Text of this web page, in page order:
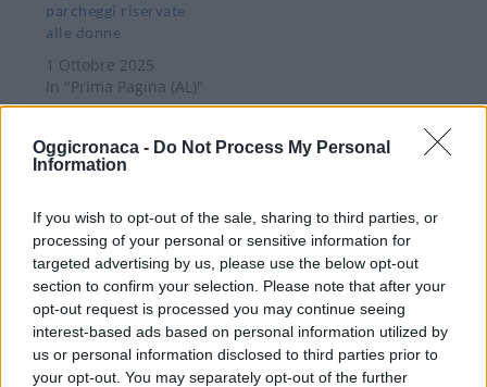
Oggicronaca - Do Not Process My Personal
Information
If you wish to opt-out of the sale, sharing to third parties, or
processing of your personal or sensitive information for
targeted advertising by us, please use the below opt-out
section to confirm your selection. Please note that after your
opt-out request is processed you may continue seeing
interest-based ads based on personal information utilized by
us or personal information disclosed to third parties prior to
your opt-out. You may separately opt-out of the further
parcheggi riservate
alle donne
1 Ottobre 2025
In "Prima Pagina (AL)"
CONDIVIDERE:
VALUTARE: